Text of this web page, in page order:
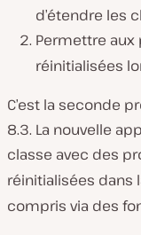
d’étendre les
Permettre aux
réinitialisées
C’est la seconde
8.3. La nouvelle
classe avec des
réinitialisées dans
compris via des